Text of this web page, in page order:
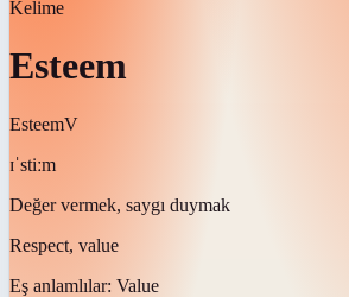
Kelime
Esteem
EsteemV
ɪˈstiːm
Değer vermek, saygı duymak
Respect, value
Eş anlamlılar: Value